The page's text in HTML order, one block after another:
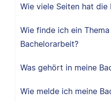
Wie viele Seiten hat die
Wie finde ich ein
Bachelorarbeit?
Was gehört in meine
Wie melde ich meine